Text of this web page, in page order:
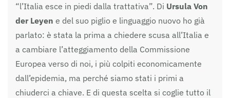
“l’Italia esce in piedi dalla trattativa”. Di Ursula Von
der Leyen e del suo piglio e linguaggio nuovo ho già
parlato: è stata la prima a chiedere scusa all’Italia e
a cambiare l’atteggiamento della Commissione
Europea verso di noi, i più colpiti economicamente
dall’epidemia, ma perché siamo stati i primi a
chiuderci a chiave. E di questa scelta si coglie tutto il